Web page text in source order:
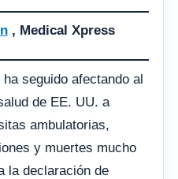
, Medical Xpress
seguido afectando al
de EE. UU. a
ambulatorias,
y muertes mucho
la declaración de